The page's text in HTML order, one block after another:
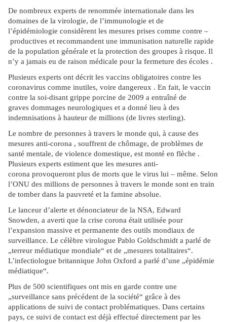
De nombreux experts de renommée internationale dans les
domaines de la virologie, de l’immunologie et de
l’épidémiologie considèrent les mesures prises comme contre –
productives et recommandent une immunisation naturelle rapide
de la population générale et la protection des groupes à risque. Il
n’y a jamais eu de raison médicale pour la fermeture des écoles .
Plusieurs experts ont décrit les vaccins obligatoires contre les
coronavirus comme inutiles, voire dangereux . En fait, le vaccin
contre la soi-disant grippe porcine de 2009 a entraîné de
graves dommages neurologiques et a donné lieu à des
indemnisations à hauteur de millions (de livres sterling).
Le nombre de personnes à travers le monde qui, à cause des
mesures anti-corona , souffrent de chômage, de problèmes de
santé mentale, de violence domestique, est monté en flèche .
Plusieurs experts estiment que les mesures anti-
corona provoqueront plus de morts que le virus lui – même. Selon
l’ONU des millions de personnes à travers le monde sont en train
de tomber dans la pauvreté et la famine absolue.
Le lanceur d’alerte et dénonciateur de la NSA, Edward
Snowden, a averti que la crise corona était utilisée pour
l’expansion massive et permanente des outils mondiaux de
surveillance. Le célèbre virologue Pablo Goldschmidt a parlé de
„terreur médiatique mondiale“ et de „mesures totalitaires“.
L’infectiologue britannique John Oxford a parlé d’une „épidémie
médiatique“.
Plus de 500 scientifiques ont mis en garde contre une
„surveillance sans précédent de la société“ grâce à des
applications de suivi de contact problématiques. Dans certains
pays, ce suivi de contact est déjà effectué directement par les